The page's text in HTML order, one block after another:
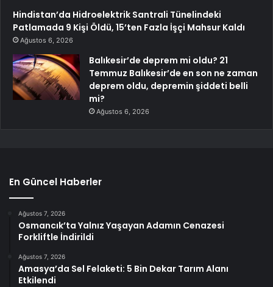
Hindistan’da Hidroelektrik Santrali Tünelindeki
Patlamada 9 Kişi Öldü, 15’ten Fazla İşçi Mahsur Kaldı
Ağustos 6, 2026
Balıkesir’de deprem mi oldu? 21
Temmuz Balıkesir’de en son ne zaman
deprem oldu, depremin şiddeti belli
mi?
Ağustos 6, 2026
En Güncel Haberler
Ağustos 7, 2026
Osmancık’ta Yalnız Yaşayan Adamın Cenazesi
Forkliftle İndirildi
Ağustos 7, 2026
Amasya’da Sel Felaketi: 5 Bin Dekar Tarım Alanı
Etkilendi